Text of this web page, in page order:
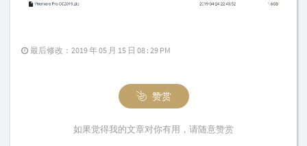
最后修改：2019 年 05 月 15 日 08 : 29 PM
赞赏
如果觉得我的文章对你有用，请随意赞赏